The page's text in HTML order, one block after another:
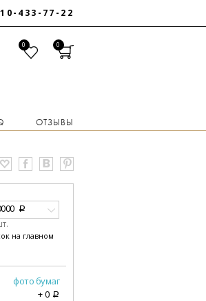
433-77-22
0 0
ОТЗЫВЫ
a
на главном
фото бумаг
+0 a